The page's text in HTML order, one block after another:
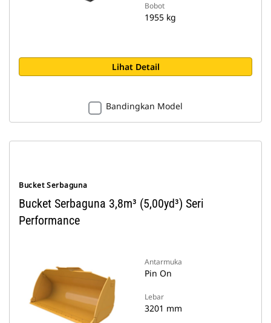
Bobot
1955 kg
Lihat Detail
Bandingkan Model
Bucket Serbaguna
Bucket Serbaguna 3,8m³ (5,00yd³) Seri
Performance
Antarmuka
Pin On
Lebar
3201 mm